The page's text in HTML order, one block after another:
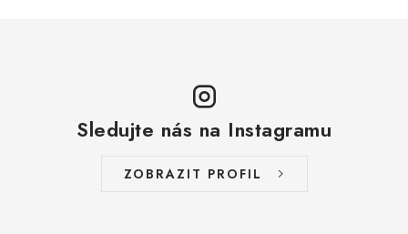
Sledujte nás na Instagramu
ZOBRAZIT PROFIL